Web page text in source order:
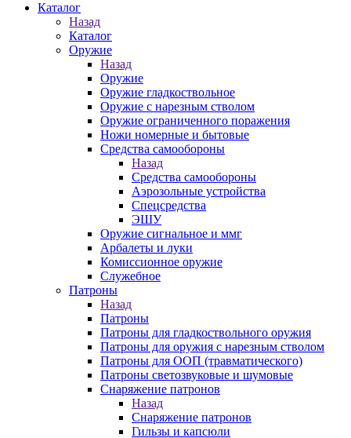
Каталог
Назад
Каталог
Оружие
Назад
Оружие
Оружие гладкоствольное
Оружие с нарезным стволом
Оружие ограниченного поражения
Ножи номерные и бытовые
Средства самообороны
Назад
Средства самообороны
Аэрозольные устройства
Спецсредства
ЭШУ
Оружие сигнальное и ммг
Арбалеты и луки
Комиссионное оружие
Служебное
Патроны
Назад
Патроны
Патроны для гладкоствольного оружия
Патроны для оружия с нарезным стволом
Патроны для ООП (травматического)
Патроны светозвуковые и шумовые
Снаряжение патронов
Назад
Снаряжение патронов
Гильзы и капсюли